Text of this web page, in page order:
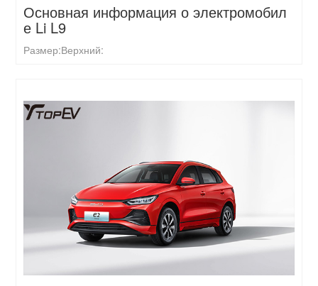
Основная информация о электромобил
е Li L9
Размер:Верхний: